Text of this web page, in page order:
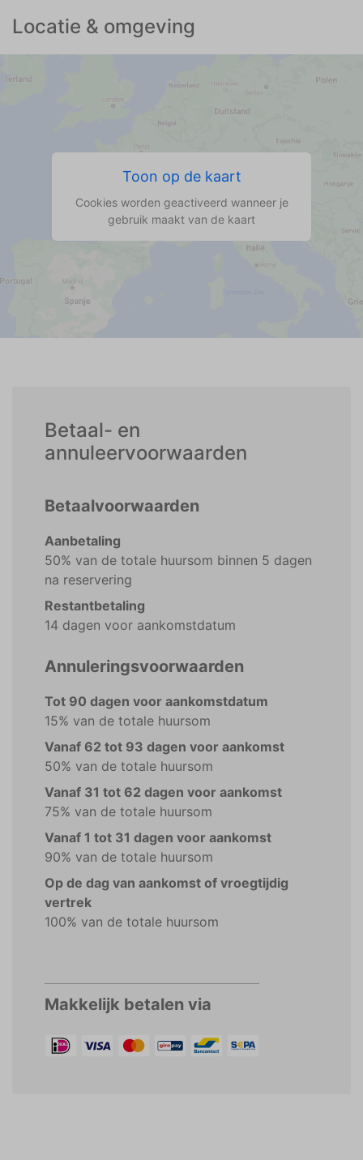
Locatie & omgeving
Toon op de kaart
Cookies worden geactiveerd wanneer je
gebruik maakt van de kaart
Betaal- en
annuleervoorwaarden
Betaalvoorwaarden
Aanbetaling
50% van de totale huursom binnen 5 dagen
na reservering
Restantbetaling
14 dagen voor aankomstdatum
Annuleringsvoorwaarden
Tot 90 dagen voor aankomstdatum
15% van de totale huursom
Vanaf 62 tot 93 dagen voor aankomst
50% van de totale huursom
Vanaf 31 tot 62 dagen voor aankomst
75% van de totale huursom
Vanaf 1 tot 31 dagen voor aankomst
90% van de totale huursom
Op de dag van aankomst of vroegtijdig
vertrek
100% van de totale huursom
Makkelijk betalen via